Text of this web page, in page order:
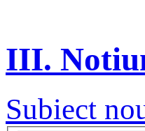
III.
Subiect